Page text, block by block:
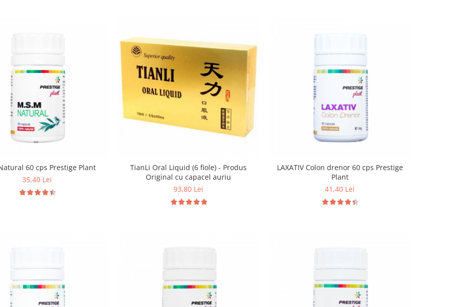
60 cps Prestige Plant
35,40 Lei
TianLi Oral Liquid (6 fiole) - Produs
Original cu capacel auriu
93,80 Lei
LAXATIV Colon drenor 60 cps Prestige
Plant
41,40 Lei